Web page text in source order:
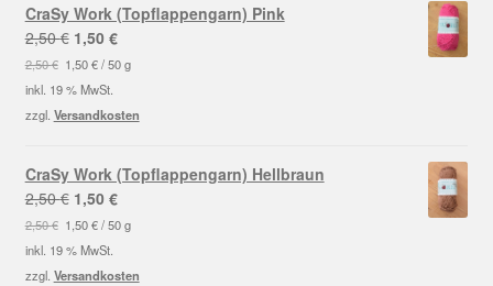
CraSy Work (Topflappengarn) Pink
2,50€ Ursprünglicher
Preis
war:
2,50 €
1,50 €Aktueller
Preis
1,50 €.
2,50€ 1,50€/50 g
inkl. 19 % MwSt.
zzgl. Versandkosten
CraSy Work (Topflappengarn) Hellbraun
2,50€ Ursprünglicher
Preis
war:
2,50 €
1,50 €Aktueller
Preis
1,50 €.
2,50€ 1,50€/50 g
inkl. 19 % MwSt.
zzgl. Versandkosten